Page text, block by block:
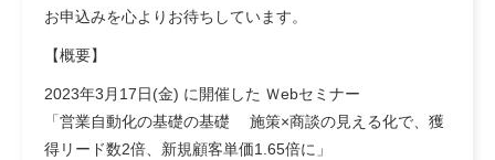
お申込みを心よりお待ちしています。
【概要】
2023年3月17日(金) に開催した Ｗebセミナー
「営業自動化の基礎の基礎 施策×商談の見える化で、獲
得リード数2倍、新規顧客単価1.65倍に」